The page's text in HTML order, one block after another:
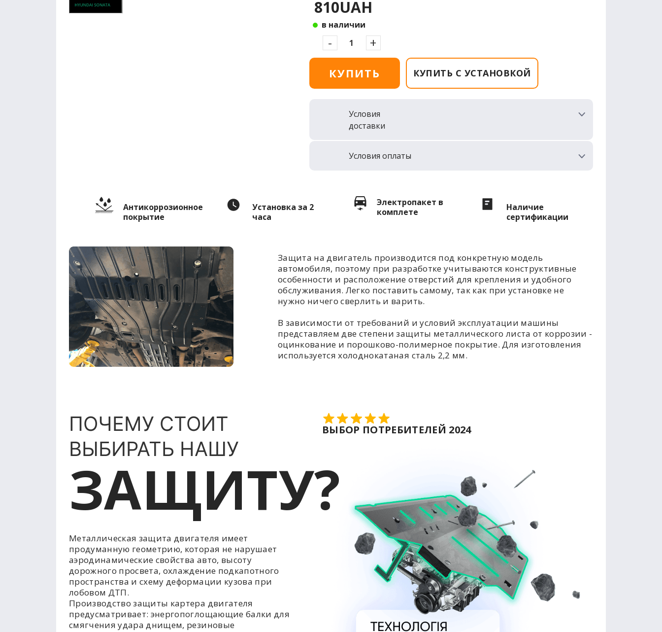
810UAH
в наличии
- +
КУПИТЬ КУПИТЬ С УСТАНОВКОЙ
Условия
доставки
Условия оплаты
Антикоррозионное
покрытие
Установка за 2
часа
Электропакет в
комплете
Наличие
сертификации
Защита на двигатель производится под конкретную модель
автомобиля, поэтому при разработке учитываются конструктивные
особенности и расположение отверстий для крепления и удобного
обслуживания. Легко поставить самому, так как при установке не
нужно ничего сверлить и варить.
В зависимости от требований и условий эксплуатации машины
представляем две степени защиты металлического листа от коррозии -
оцинкование и порошково-полимерное покрытие. Для изготовления
используется холоднокатаная сталь 2,2 мм.
ПОЧЕМУ СТОИТ
ВЫБИРАТЬ НАШУ
ЗАЩИТУ?
Металлическая защита двигателя имеет
продуманную геометрию, которая не нарушает
аэродинамические свойства авто, высоту
дорожного просвета, охлаждение подкапотного
пространства и схему деформации кузова при
лобовом ДТП.
Производство защиты картера двигателя
предусматривает: энергопоглощающие балки для
смягчения удара днищем, резиновые
ВЫБОР ПОТРЕБИТЕЛЕЙ 2024